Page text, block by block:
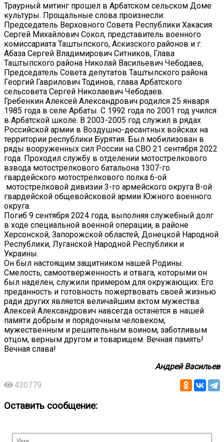
Траурный митинг прошел в Арбатском сельском Доме
культуры. Прощальные слова произнесли:
Председатель Верховного Совета Республики Хакасия
Сергей Михайлович Сокол, представитель военного
комиссариата Таштыпского, Аскизского районов и г.
Абаза Сергей Владимирович Ситников, Глава
Таштыпского района Николай Васильевич Чебодаев,
Председатель Совета депутатов Таштыпского района
Георгий Гаврилович Тодинов, глава Арбатского
сельсовета Сергей Николаевич Чебодаев.
Гребенкин Алексей Александрович родился 25 января
1985 года в селе Арбаты. С 1992 года по 2001 год учился
в Арбатской школе. В 2003-2005 год служил в рядах
Российской армии в Воздушно-десантных войсках на
территории республики Бурятия. Был мобилизован в
ряды вооруженных сил России на СВО 21 сентября 2022
года. Проходил службу в отделении мотострелкового
взвода мотострелкового батальона 1307-го
гвардейского мотострелкового полка 6-ой
мотострелковой дивизии 3-го армейского округа 8-ой
гвардейской общевойсковой армии Южного военного
округа.
Погиб 9 сентября 2024 года, выполняя служебный долг
в ходе специальной военной операции, в районе
Херсонской, Запорожской областей, Донецкой Народной
Республики, Луганской Народной Республики и
Украины.
Он был настоящим защитником нашей Родины.
Смелость, самоотверженность и отвага, которыми он
был наделен, служили примером для окружающих. Его
преданность и готовность пожертвовать своей жизнью
ради других является величайшим актом мужества.
Алексей Александрович навсегда останется в нашей
памяти добрым и порядочным человеком,
мужественным и решительным воином, заботливым
отцом, верным другом и товарищем. Вечная память!
Вечная слава!
Андрей Васильев
430779
Оставить сообщение: